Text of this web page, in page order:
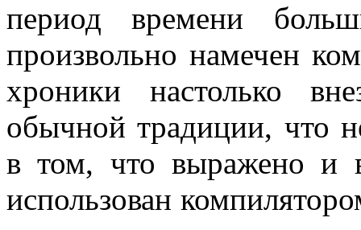
период времени
произвольно намечен
хроники настолько
обычной традиции, что
в том, что выражено и
использован